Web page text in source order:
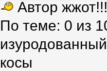
Автор жжот!!!
По теме: 0 из
косы